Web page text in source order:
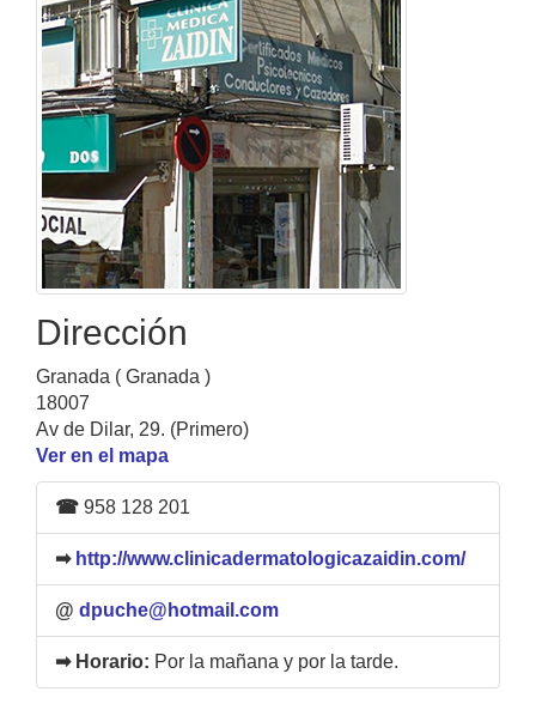
Dirección
Granada ( Granada )
18007
Av de Dilar, 29. (Primero)
Ver en el mapa
☎ 958 128 201
➡ http://www.clinicadermatologicazaidin.com/
@ dpuche@hotmail.com
➡ Horario: Por la mañana y por la tarde.